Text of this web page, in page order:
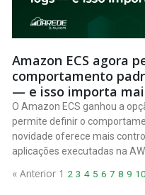
Amazon ECS agora
comportamento
— e isso importa
O Amazon ECS ganhou a
permite definir o
novidade oferece mais
aplicações executadas na
« Anterior 1 2 3 4 5 6 7 8 9 10